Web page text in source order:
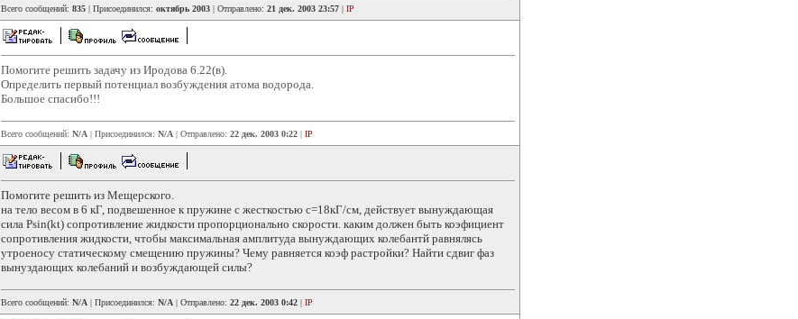
Всего сообщений: 835 | Присоединился: октябрь 2003 | Отправлено: 21 дек. 2003 23:57 | IP
Помогите решить задачу из Иродова 6.22(в).
Определить первый потенциал возбуждения атома водорода.
Большое спасибо!!!
Всего сообщений: N/A | Присоединился: N/A | Отправлено: 22 дек. 2003 0:22 | IP
Помогите решить из Мещерского.
на тело весом в 6 кГ, подвешенное к пружине с жесткостью с=18кГ/см, действует вынуждающая
сила Рsin(kt) сопротивление жидкости пропорционально скорости. каким должен быть коэфициент
сопротивления жидкости, чтобы максимальная амплитуда вынуждающих колебантй равнялясь
утроеносу статическому смещению пружины? Чему равняется коэф растройки? Найти сдвиг фаз
вынуздающих колебаний и возбуждающей силы?
Всего сообщений: N/A | Присоединился: N/A | Отправлено: 22 дек. 2003 0:42 | IP